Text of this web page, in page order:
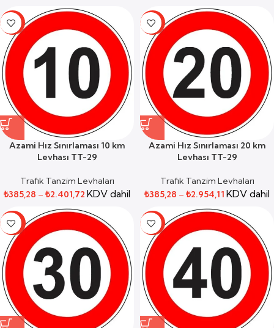
-59%
Azami Hız Sınırlaması 10 km
Levhası TT-29
Trafik Tanzim Levhaları
₺385,28 – ₺2.401,72 KDV dahil
-59%
Azami Hız Sınırlaması 20 km
Levhası TT-29
Trafik Tanzim Levhaları
₺385,28 – ₺2.954,11 KDV dahil
-67% -59%